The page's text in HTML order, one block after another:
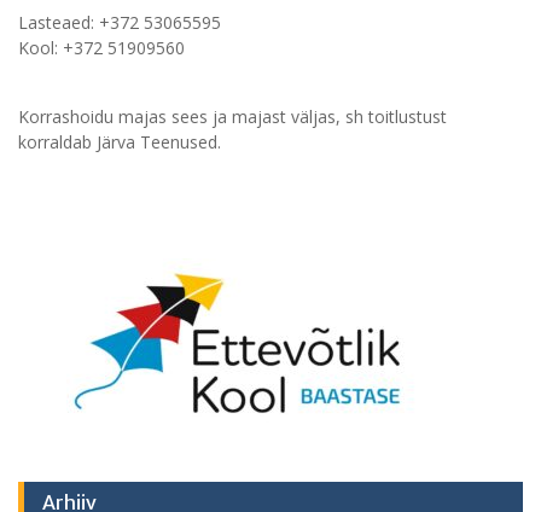
Lasteaed: +372 53065595
Kool: +372 51909560
Korrashoidu majas sees ja majast väljas, sh toitlustust
korraldab Järva Teenused.
Arhiiv